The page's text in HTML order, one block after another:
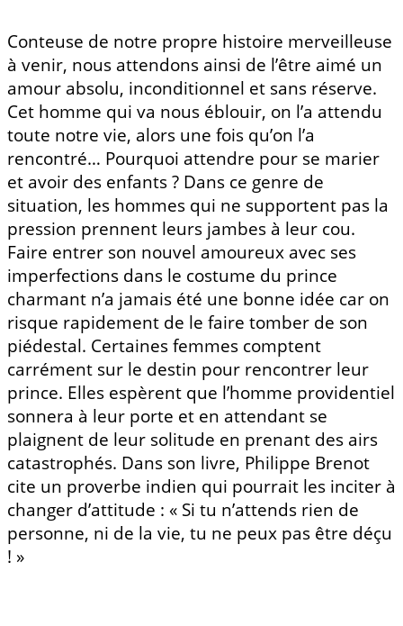
Conteuse de notre propre histoire merveilleuse
à venir, nous attendons ainsi de l’être aimé un
amour absolu, inconditionnel et sans réserve.
Cet homme qui va nous éblouir, on l’a attendu
toute notre vie, alors une fois qu’on l’a
rencontré… Pourquoi attendre pour se marier
et avoir des enfants ? Dans ce genre de
situation, les hommes qui ne supportent pas la
pression prennent leurs jambes à leur cou.
Faire entrer son nouvel amoureux avec ses
imperfections dans le costume du prince
charmant n’a jamais été une bonne idée car on
risque rapidement de le faire tomber de son
piédestal. Certaines femmes comptent
carrément sur le destin pour rencontrer leur
prince. Elles espèrent que l’homme providentiel
sonnera à leur porte et en attendant se
plaignent de leur solitude en prenant des airs
catastrophés. Dans son livre, Philippe Brenot
cite un proverbe indien qui pourrait les inciter à
changer d’attitude : « Si tu n’attends rien de
personne, ni de la vie, tu ne peux pas être déçu
! »